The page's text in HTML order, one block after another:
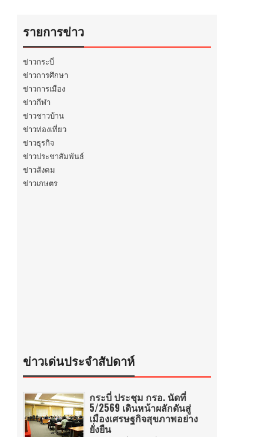
รายการข่าว
ข่าวกระบี่
ข่าวการศึกษา
ข่าวการเมือง
ข่าวกีฬา
ข่าวชาวบ้าน
ข่าวท่องเที่ยว
ข่าวธุรกิจ
ข่าวประชาสัมพันธ์
ข่าวสังคม
ข่าวเกษตร
ข่าวเด่นประจำสัปดาห์
กระบี่ ประชุม กรอ. นัดที่
5/2569 เดินหน้าผลักดันสู่
เมืองเศรษฐกิจสุขภาพอย่าง
ยั่งยืน